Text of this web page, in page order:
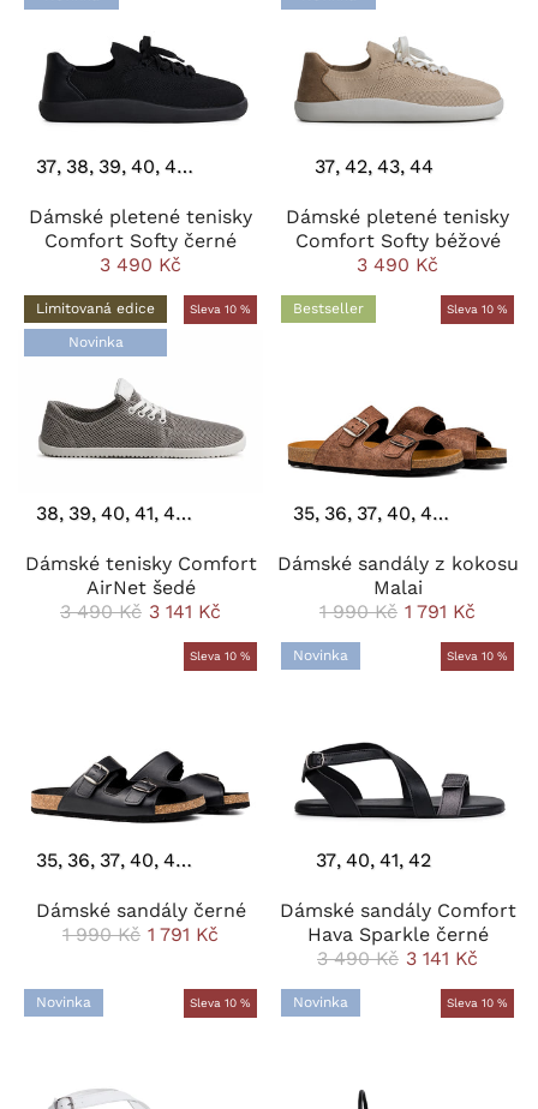
37 38 39 40 41
Dámské pletené tenisky
Comfort Softy černé
3 490 Kč
37 42 43 44
Dámské pletené tenisky
Comfort Softy béžové
3 490 Kč
Limitovaná edice
Novinka
Sleva 10 %
38 39 40 41 42
Dámské tenisky Comfort
AirNet šedé
3 490 Kč 3 141 Kč
Bestseller Sleva 10 %
35 36 37 40 41
Dámské sandály z kokosu
Malai
1 990 Kč 1 791 Kč
Sleva 10 %
35 36 37 40 41
Dámské sandály černé
1 990 Kč 1 791 Kč
Novinka Sleva 10 %
37 40 41 42
Dámské sandály Comfort
Hava Sparkle černé
3 490 Kč 3 141 Kč
Novinka Sleva 10 % Novinka Sleva 10 %